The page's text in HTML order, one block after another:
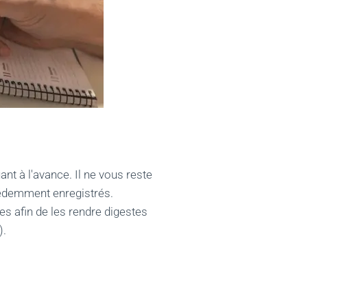
à l'avance. Il ne vous reste
enregistrés.
afin de les rendre digestes